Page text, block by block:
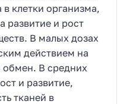
клетки организма,
развитие и рост
В малых дозах
действием на
В средних
и развитие,
тканей в